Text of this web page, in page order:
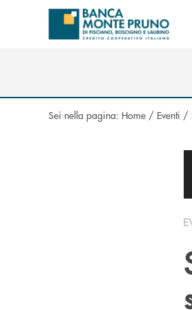
Salta al contenuto principale
Sei nella pagina: Home / Eventi /